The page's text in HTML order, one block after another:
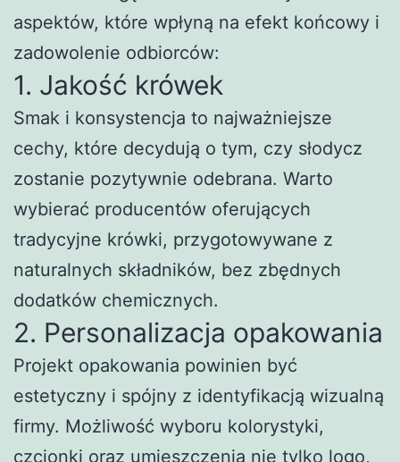
aspektów, które wpłyną na efekt końcowy i
zadowolenie odbiorców:
1. Jakość krówek
Smak i konsystencja to najważniejsze
cechy, które decydują o tym, czy słodycz
zostanie pozytywnie odebrana. Warto
wybierać producentów oferujących
tradycyjne krówki, przygotowywane z
naturalnych składników, bez zbędnych
dodatków chemicznych.
2. Personalizacja opakowania
Projekt opakowania powinien być
estetyczny i spójny z identyfikacją wizualną
firmy. Możliwość wyboru kolorystyki,
czcionki oraz umieszczenia nie tylko logo,